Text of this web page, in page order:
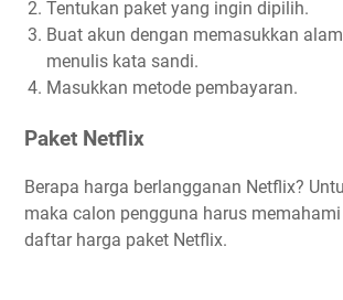
Tentukan paket yang ingin dipilih.
Buat akun dengan memasukkan
menulis kata sandi.
Masukkan metode pembayaran.
Paket Netflix
Berapa harga berlangganan Netflix?
maka calon pengguna harus
daftar harga paket Netflix.